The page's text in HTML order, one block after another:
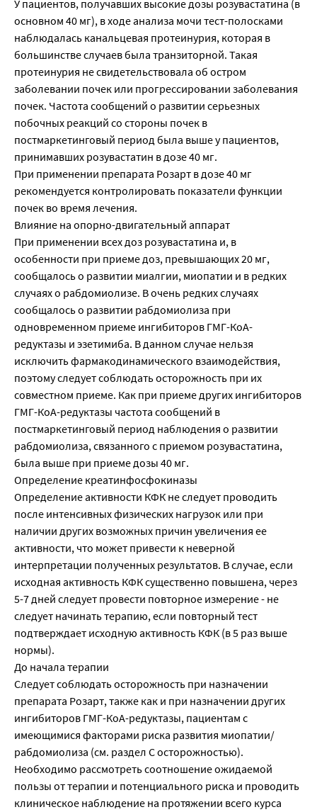
У пациентов, получавших высокие дозы розувастатина (в
основном 40 мг), в ходе анализа мочи тест-полосками
наблюдалась канальцевая протеинурия, которая в
большинстве случаев была транзиторной. Такая
протеинурия не свидетельствовала об остром
заболевании почек или прогрессировании заболевания
почек. Частота сообщений о развитии серьезных
побочных реакций со стороны почек в
постмаркетинговый период была выше у пациентов,
принимавших розувастатин в дозе 40 мг.
При применении препарата Розарт в дозе 40 мг
рекомендуется контролировать показатели функции
почек во время лечения.
Влияние на опорно-двигательный аппарат
При применении всех доз розувастатина и, в
особенности при приеме доз, превышающих 20 мг,
сообщалось о развитии миалгии, миопатии и в редких
случаях о рабдомиолизе. В очень редких случаях
сообщалось о развитии рабдомиолиза при
одновременном приеме ингибиторов ГМГ-КоА-
редуктазы и эзетимиба. В данном случае нельзя
исключить фармакодинамического взаимодействия,
поэтому следует соблюдать осторожность при их
совместном приеме. Как при приеме других ингибиторов
ГМГ-КоА-редуктазы частота сообщений в
постмаркетинговый период наблюдения о развитии
рабдомиолиза, связанного с приемом розувастатина,
была выше при приеме дозы 40 мг.
Определение креатинфосфокиназы
Определение активности КФК не следует проводить
после интенсивных физических нагрузок или при
наличии других возможных причин увеличения ее
активности, что может привести к неверной
интерпретации полученных результатов. В случае, если
исходная активность КФК существенно повышена, через
5-7 дней следует провести повторное измерение - не
следует начинать терапию, если повторный тест
подтверждает исходную активность КФК (в 5 раз выше
нормы).
До начала терапии
Следует соблюдать осторожность при назначении
препарата Розарт, также как и при назначении других
ингибиторов ГМГ-КоА-редуктазы, пациентам с
имеющимися факторами риска развития миопатии/
рабдомиолиза (см. раздел С осторожностью).
Необходимо рассмотреть соотношение ожидаемой
пользы от терапии и потенциального риска и проводить
клиническое наблюдение на протяжении всего курса